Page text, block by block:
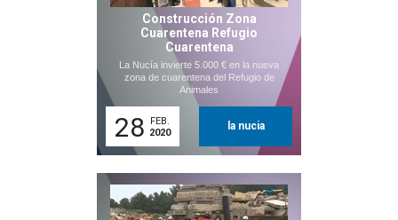
Construcción Zona
Cuarentena Refugio
Cuarentena
La Nucía invierte 5.000 € en la nueva
zona de cuarentena del Refugio de
Animales
28
FEB.
2020
la nucia